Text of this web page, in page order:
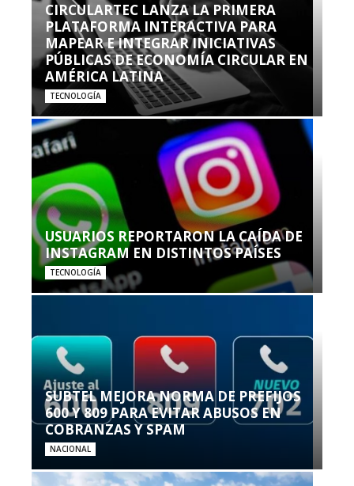
CIRCULARTEC LANZA LA PRIMERA
PLATAFORMA INTERACTIVA PARA
MAPEAR E INTEGRAR INICIATIVAS
PÚBLICAS DE ECONOMÍA CIRCULAR EN
AMÉRICA LATINA
TECNOLOGÍA
USUARIOS REPORTARON LA CAÍDA DE
INSTAGRAM EN DISTINTOS PAÍSES
TECNOLOGÍA
SUBTEL MEJORA NORMA DE PREFIJOS
600 Y 809 PARA EVITAR ABUSOS EN
COBRANZAS Y SPAM
NACIONAL